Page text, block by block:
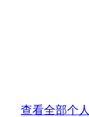
查看全部个